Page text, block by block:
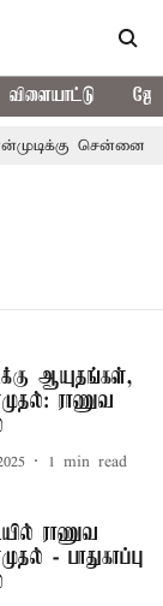
விளையாட்டு
சென்னை
ஆயுதங்கள்,
ராணுவ
1 min read
ராணுவ
- பாதுகாப்பு